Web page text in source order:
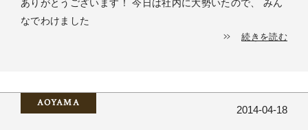
ありがとうございます！ 今日は社内に大勢いたので、 みん
なでわけました
続きを読む
AOYAMA
2014-04-18